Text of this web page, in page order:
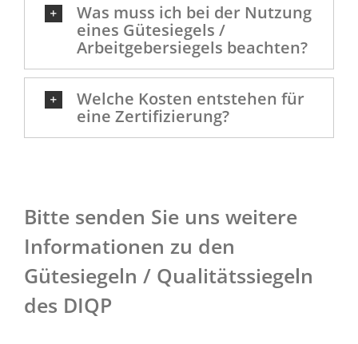
Was muss ich bei der Nutzung
eines Gütesiegels /
Arbeitgebersiegels beachten?
Welche Kosten entstehen für
eine Zertifizierung?
Bitte senden Sie uns weitere
Informationen zu den
Gütesiegeln / Qualitätssiegeln
des DIQP